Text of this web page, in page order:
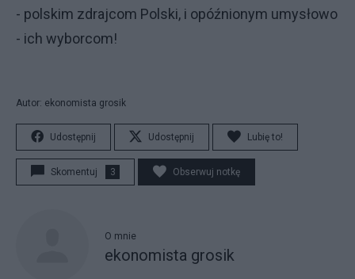
- polskim zdrajcom Polski, i opóźnionym umysłowo
- ich wyborcom!
Autor: ekonomista grosik
Udostępnij Udostępnij Lubię to!
Skomentuj 3 Obserwuj notkę
O mnie
ekonomista grosik